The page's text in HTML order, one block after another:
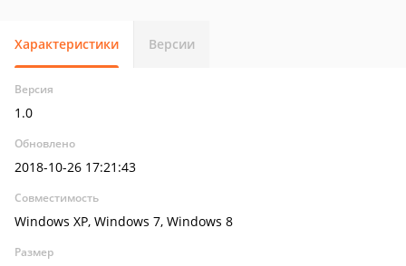
Характеристики Версии
Версия
1.0
Обновлено
2018-10-26 17:21:43
Совместимость
Windows XP, Windows 7, Windows 8
Размер